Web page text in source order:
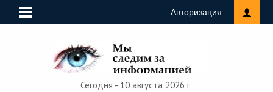
Авторизация
Сегодня - 10 августа 2026 г